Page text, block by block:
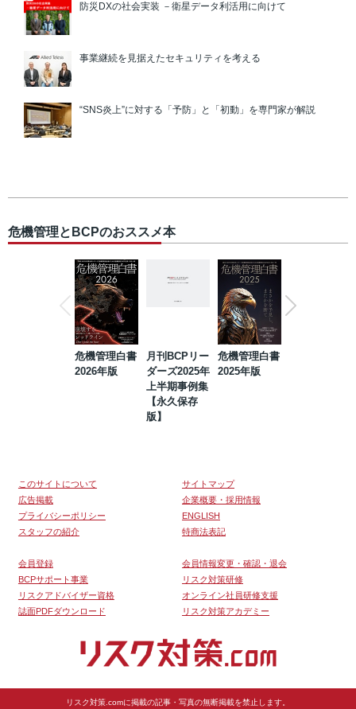
防災DXの社会実装 －衛星データ利活用に向けて
事業継続を見据えたセキュリティを考える
“SNS炎上”に対する「予防」と「初動」を専門家が解説
危機管理とBCPのおススメ本
危機管理白書
2026年版
月刊BCPリー
ダーズ2025年
上半期事例集
【永久保存
版】
危機管理白書
2025年版
このサイトについて
サイトマップ
広告掲載
企業概要・採用情報
プライバシーポリシー
ENGLISH
スタッフの紹介
特商法表記
会員登録
会員情報変更・確認・退会
BCPサポート事業
リスク対策研修
リスクアドバイザー資格
オンライン社員研修支援
誌面PDFダウンロード
リスク対策アカデミー
リスク対策.comに掲載の記事・写真の無断掲載を禁止します。